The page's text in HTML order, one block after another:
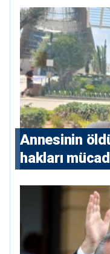
ve 5
çıkarıldı”
Annesinin
hakları
hikayesi